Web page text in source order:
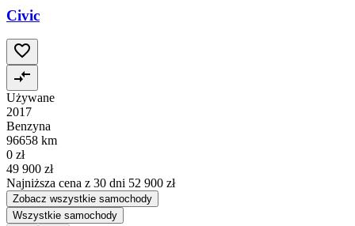
Civic
Używane
2017
Benzyna
96658 km
0 zł
49 900 zł
Najniższa cena z 30 dni 52 900 zł
Zobacz wszystkie samochody
Wszystkie samochody